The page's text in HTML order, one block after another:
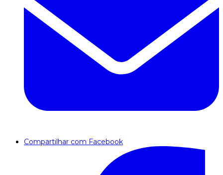
Compartilhar com Facebook